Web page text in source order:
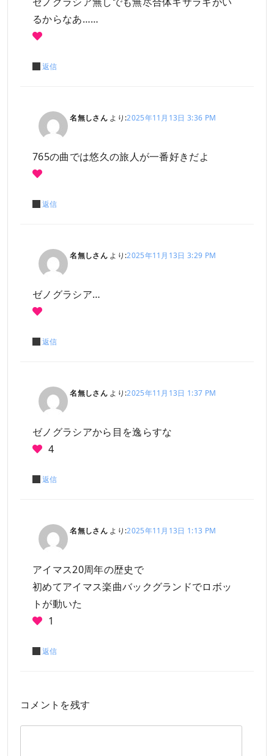
るからなあ……
返信
名無しさん より:2025年11月13日 3:36 PM
765の曲では悠久の旅人が一番好きだよ
返信
名無しさん より:2025年11月13日 3:29 PM
ゼノグラシア…
返信
名無しさん より:2025年11月13日 1:37 PM
ゼノグラシアから目を逸らすな
4
返信
名無しさん より:2025年11月13日 1:13 PM
アイマス20周年の歴史で
初めてアイマス楽曲バックグランドでロボッ
トが動いた
1
返信
コメントを残す